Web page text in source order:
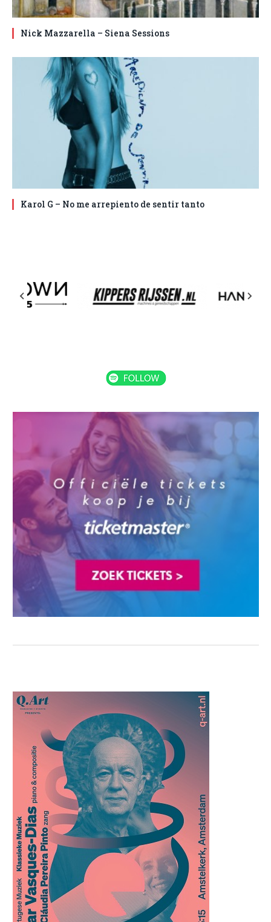
Nick Mazzarella – Siena Sessions
Karol G – No me arrepiento de sentir tanto